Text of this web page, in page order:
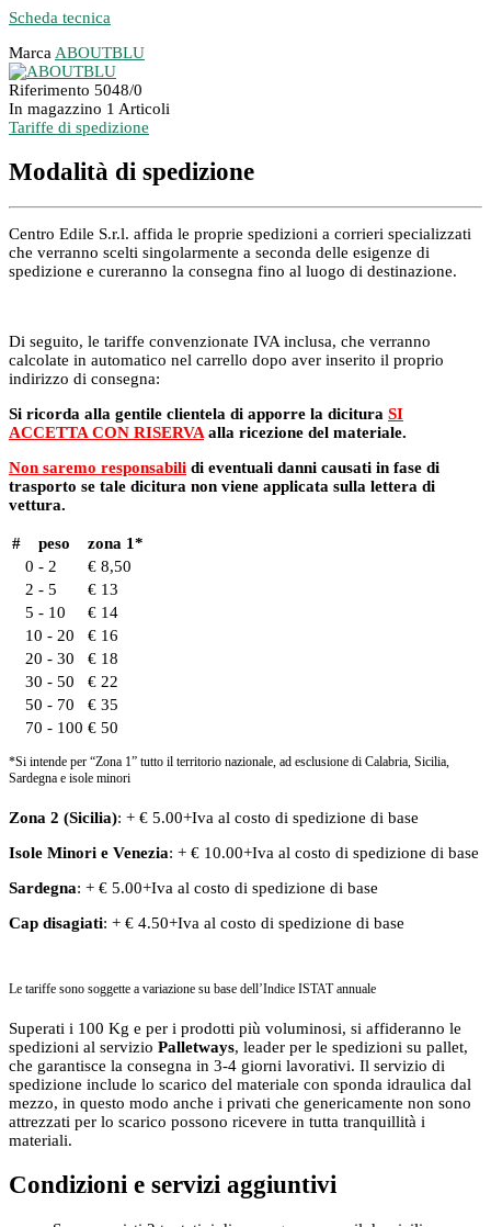
Scheda tecnica
Marca ABOUTBLU
Riferimento 5048/0
In magazzino 1 Articoli
Tariffe di spedizione
Modalità di spedizione
Centro Edile S.r.l. affida le proprie spedizioni a corrieri specializzati
che verranno scelti singolarmente a seconda delle esigenze di
spedizione e cureranno la consegna fino al luogo di destinazione.
Di seguito, le tariffe convenzionate IVA inclusa, che verranno
calcolate in automatico nel carrello dopo aver inserito il proprio
indirizzo di consegna:
Si ricorda alla gentile clientela di apporre la dicitura SI
ACCETTA CON RISERVA alla ricezione del materiale.
Non saremo responsabili di eventuali danni causati in fase di
trasporto se tale dicitura non viene applicata sulla lettera di
vettura.
# peso
zona 1*
0 - 2
€ 8,50
2 - 5
€ 13
5 - 10
€ 14
10 - 20
€ 16
20 - 30
€ 18
30 - 50
€ 22
50 - 70
€ 35
70 - 100 € 50
*Si intende per “Zona 1” tutto il territorio nazionale, ad esclusione di Calabria, Sicilia,
Sardegna e isole minori
Zona 2 (Sicilia): + € 5.00+Iva al costo di spedizione di base
Isole Minori e Venezia: + € 10.00+Iva al costo di spedizione di base
Sardegna: + € 5.00+Iva al costo di spedizione di base
Cap disagiati: + € 4.50+Iva al costo di spedizione di base
Le tariffe sono soggette a variazione su base dell’Indice ISTAT annuale
Superati i 100 Kg e per i prodotti più voluminosi, si affideranno le
spedizioni al servizio Palletways, leader per le spedizioni su pallet,
che garantisce la consegna in 3-4 giorni lavorativi. Il servizio di
spedizione include lo scarico del materiale con sponda idraulica dal
mezzo, in questo modo anche i privati che genericamente non sono
attrezzati per lo scarico possono ricevere in tutta tranquillità i
materiali.
Condizioni e servizi aggiuntivi